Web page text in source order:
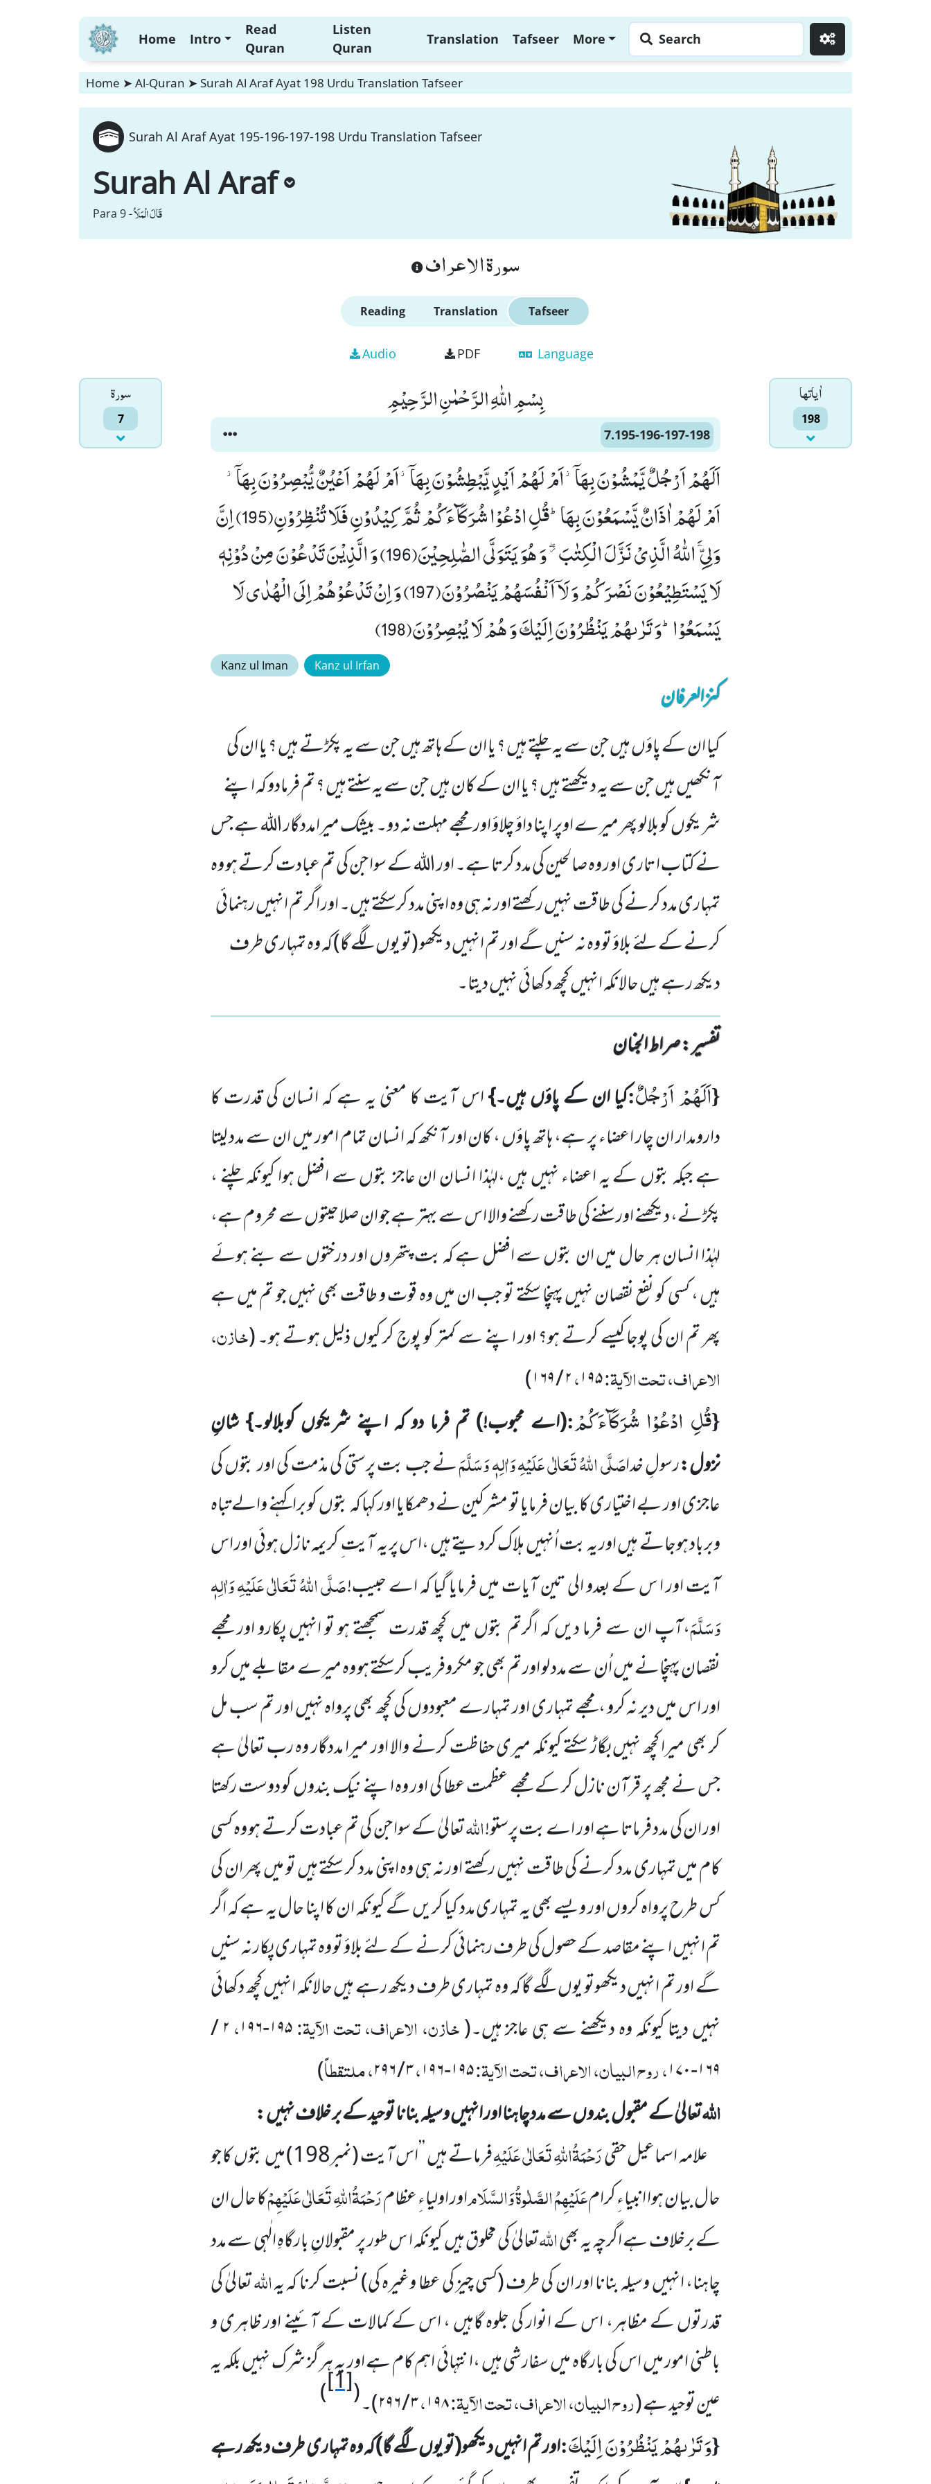
Home Intro
Read
Quran
Listen
Quran
Translation Tafseer More Search
Home ➤ Al-Quran ➤ Surah Al Araf Ayat 198 Urdu Translation Tafseer
Surah Al Araf Ayat 195-196-197-198 Urdu Translation Tafseer
Surah Al Araf
Para 9 -قَالَ الْمَلَاُ
سورة الاعراف
Reading Translation Tafseer
Audio PDF Language
سورۃ
7
اٰياتها
198
بِسْمِ اللّٰهِ الرَّحْمٰنِ الرَّحِیْمِ
7.195-196-197-198
اَلَهُمْ اَرْجُلٌ یَّمْشُوْنَ بِهَاۤ٘-اَمْ لَهُمْ اَیْدٍ یَّبْطِشُوْنَ بِهَاۤ٘-اَمْ لَهُمْ اَعْیُنٌ یُّبْصِرُوْنَ بِهَاۤ٘-
اَمْ لَهُمْ اٰذَانٌ یَّسْمَعُوْنَ بِهَاؕ-قُلِ ادْعُوْا شُرَكَآءَكُمْ ثُمَّ كِیْدُوْنِ فَلَا تُنْظِرُوْنِ(195) اِنَّ
وَلِیِّ ﰯ اللّٰهُ الَّذِیْ نَزَّلَ الْكِتٰبَ ﳲ وَ هُوَ یَتَوَلَّى الصّٰلِحِیْنَ(196) وَ الَّذِیْنَ تَدْعُوْنَ مِنْ دُوْنِهٖ
لَا یَسْتَطِیْعُوْنَ نَصْرَكُمْ وَ لَاۤ اَنْفُسَهُمْ یَنْصُرُوْنَ(197) وَ اِنْ تَدْعُوْهُمْ اِلَى الْهُدٰى لَا
یَسْمَعُوْاؕ-وَ تَرٰىهُمْ یَنْظُرُوْنَ اِلَیْكَ وَ هُمْ لَا یُبْصِرُوْنَ(198)
Kanz ul Iman Kanz ul Irfan
کنزالعرفان
کیا ان کے پاؤں ہیں جن سے یہ چلتے ہیں ؟ یا ان کے ہاتھ ہیں جن سے یہ پکڑتے ہیں ؟ یا ان کی
آنکھیں ہیں جن سے یہ دیکھتے ہیں ؟ یا ان کے کان ہیں جن سے یہ سنتے ہیں ؟ تم فرمادو کہ اپنے
شریکوں کوبلالو پھر میرے اوپر اپنا داؤ چلاؤ اور مجھے مہلت نہ دو۔ بیشک میرامددگار اللہ ہے جس
نے کتاب ا تاری اور وہ صالحین کی مدد کرتا ہے۔ اور اللہ کے سوا جن کی تم عبادت کرتے ہو وہ
تمہاری مدد کرنے کی طاقت نہیں رکھتے اور نہ ہی وہ اپنی مدد کرسکتے ہیں۔ اور اگر تم انہیں رہنمائی
کرنے کے لئے بلاؤ تو وہ نہ سنیں گے اور تم انہیں دیکھو (تو یوں لگے گا) کہ وہ تمہاری طرف
دیکھ رہے ہیں حالانکہ انہیں کچھ دکھائی نہیں دیتا۔
تفسیر : ‎صراط الجنان
{اَلَهُمْ اَرْجُلٌ:کیا ان کے پاؤں ہیں۔}اس آیت کا معنی یہ ہے کہ انسان کی قدرت کا
دارومدار ان چار اعضاء پر ہے، ہاتھ پاؤں ، کان اور آنکھ کہ انسان تمام امور میں ان سے مدد لیتا
ہے جبکہ بتوں کے یہ اعضاء نہیں ہیں ،لہٰذا انسان ان عاجز بتوں سے افضل ہوا کیونکہ چلنے ،
پکڑنے، دیکھنے اور سننے کی طاقت رکھنے والا اس سے بہتر ہے جو ان صلاحیتوں سے محروم ہے،
لہٰذا انسان ہر حال میں ان بتوں سے افضل ہے کہ بت پتھروں اور درختوں سے بنے ہوئے
ہیں ، کسی کو نفع نقصان نہیں پہنچا سکتے تو جب ان میں وہ قوت و طاقت بھی نہیں جو تم میں ہے
پھر تم ان کی پوجا کیسے کرتے ہو؟ اور اپنے سے کمتر کو پوج کر کیوں ذلیل ہوتے ہو۔(خازن،
الاعراف، تحت الآیۃ:۱۹۵،۲/۱۶۹)
{قُلِ ادْعُوْا شُرَكَآءَكُمْ:(اے محبوب!)تم فرما دو کہ اپنے شریکوں کوبلالو۔} شانِ
نزول:رسولِ خداصَلَّی اللہُ تَعَالٰی عَلَیْہِ وَاٰلِہٖ وَسَلَّمَنے جب بت پرستی کی مذمت کی اور بتوں کی
عاجزی اور بے اختیاری کا بیان فرمایا تو مشرکین نے دھمکایا اورکہا کہ بتوں کو برا کہنے والے تباہ
وبرباد ہوجاتے ہیں اور یہ بت اُنہیں ہلاک کردیتے ہیں ،اس پر یہ آیت ِ کریمہ نازل ہوئیاور اس
آیت اور ا س کے بعدو الی تین آیات میں فرمایا گیا کہ اے حبیب!صَلَّی اللہُ تَعَالٰی عَلَیْہِ وَاٰلِہٖ
وَسَلَّمَ،آپ ان سے فرما دیں کہ اگرتم بتوں میں کچھ قدرت سمجھتے ہو تو انہیں پکارو اور مجھے
نقصان پہنچانے میں اُن سے مدد لو اور تم بھی جو مکروفریبکرسکتے ہو وہ میرے مقابلے میں کرو
اور اس میں دیر نہ کرو ،مجھے تمہاری اور تمہارے معبودوں کی کچھ بھی پرواہ نہیں اور تم سبمل
کر بھی میرا کچھ نہیں بگاڑ سکتے کیونکہ میری حفاظت کرنے والا اور میرا مددگار وہ رب تعالیٰ ہے
جس نے مجھ پر قرآن نازلکر کے مجھے عظمت عطا کی اور وہ اپنے نیک بندوں کو دوست رکھتا
اور ان کی مدد فرماتا ہے اور اے بت پرستو!اللہتعالیٰ کےسوا جن کی تم عبادت کرتے ہو وہ کسی
کام میں تمہاری مدد کرنے کی طاقت نہیں رکھتے اور نہ ہی وہ اپنی مدد کر سکتے ہیں تو میںپھر ان کی
کس طرح پرواہ کروں اور ویسے بھی یہ تمہاری مدد کیا کریں گے کیونکہ ان کا اپنا حال یہ ہے کہ اگر
تم انہیں اپنے مقاصدکے حصول کی طرف رہنمائی کرنے کے لئے بلاؤ تو وہ تمہاری پکار نہ سنیں
گے اور تم انہیں دیکھوتو یوں لگے گا کہ وہ تمہاری طرف دیکھ رہے ہیں حالانکہ انہیں کچھ دکھائی
نہیں دیتا کیونکہ وہ دیکھنے سے ہی عاجز ہیں۔(خازن، الاعراف، تحت الآیۃ:۱۹۵-۱۹۶،۲/
۱۶۹-۱۷۰، روح البیان، الاعراف، تحت الآیۃ:۱۹۵-۱۹۶،۳/۲۹۶، ملتقطاً)
اللہتعالیٰ کے مقبول بندوں سے مددچاہنا اور انہیں وسیلہ بنانا توحید کے بر خلاف نہیں :
علامہ اسماعیل حقیرَحْمَۃُاللہِ تَعَالٰی عَلَیْہِفرماتے ہیں ’’اس آیت(نمبر198
)میں بتوں کا جو
حال بیان ہوا انبیاءِ کرامعَلَیْہِمُ الصَّلٰوۃُ وَالسَّلَاماور اولیاءِ عظامرَحْمَۃُاللہِ تَعَالٰی عَلَیْہِمْکا حال ان
کے برخلاف ہے اگرچہ یہ بھیاللہتعالیٰ کی مخلوق ہیں کیونکہ ا س طور پر مقبولانِ بارگاہِ الٰہی سے مدد
چاہنا، انہیں وسیلہ بنانا اور ان کی طرف(کسی چیز کی عطا وغیرہ کی)نسبت کرنا کہ یہاللہتعالیٰ کی
قدرتوں کے مظاہر، اس کے انوار کی جلوہ گاہیں ، اس کے کمالات کے آئینے اور ظاہری و
باطنی امور میں اس کی بارگاہ میں سفارشی ہیں ،انتہائی اہم کام ہے اور یہ ہر گز شرک نہیں بلکہ یہ
عین توحید ہے(روح البیان، الاعراف، تحت الآیۃ:۱۹۸،۳/۲۹۶)۔(
[1]
)
{وَ تَرٰىهُمْ یَنْظُرُوْنَ اِلَیْكَ:اور تم انہیں دیکھو(تو یوں لگے گا)کہ وہ تمہاری طرف دیکھ رہے